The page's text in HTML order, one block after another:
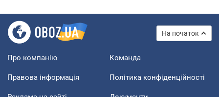
На початок
Про компанію Команда
Правова інформація Політика конфіденційності